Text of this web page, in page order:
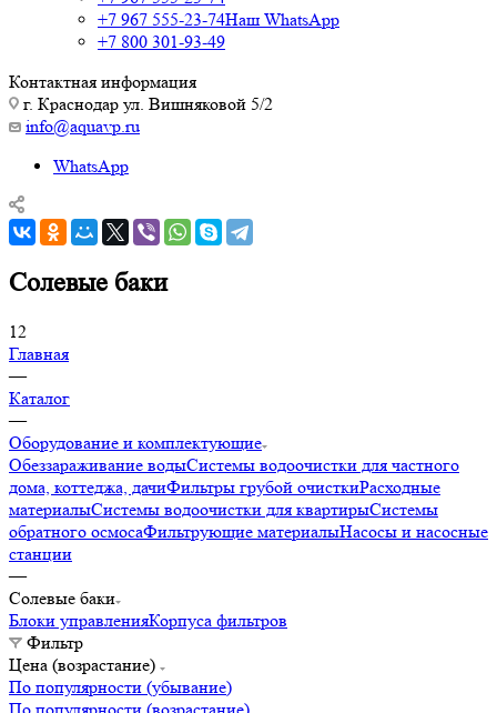
+7 967 555-23-74Наш WhatsApp
+7 800 301-93-49
Контактная информация
г. Краснодар ул. Вишняковой 5/2
info@aquavp.ru
WhatsApp
Солевые баки
12
Главная
—
Каталог
—
Оборудование и комплектующие
Обеззараживание водыСистемы водоочистки для частного
дома, коттеджа, дачиФильтры грубой очисткиРасходные
материалыСистемы водоочистки для квартирыСистемы
обратного осмосаФильтрующие материалыНасосы и насосные
станции
—
Солевые баки
Блоки управленияКорпуса фильтров
Фильтр
Цена (возрастание)
По популярности (убывание)